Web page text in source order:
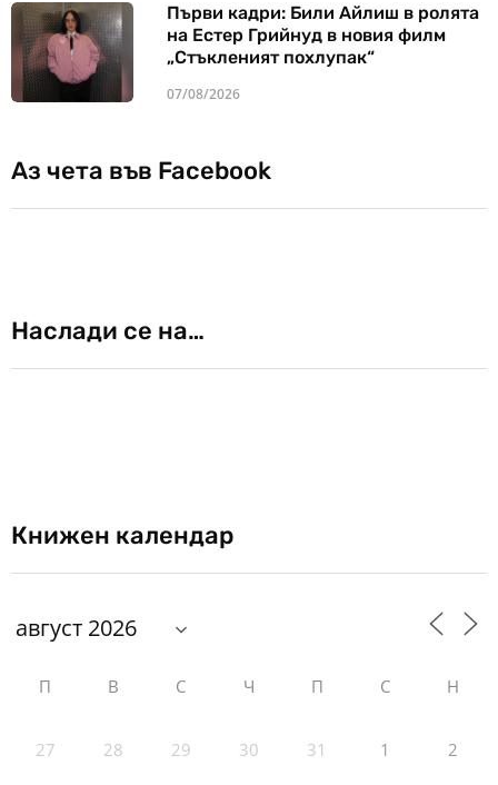
Първи кадри: Били Айлиш в ролята
на Естер Грийнуд в новия филм
„Стъкленият похлупак“
07/08/2026
Аз чета във Facebook
Наслади се на…
Книжен календар
П В С Ч П С Н
27 28 29 30 31 1 2